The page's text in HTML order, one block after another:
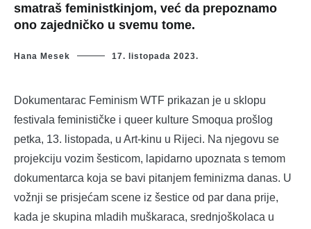
smatraš feministkinjom, već da prepoznamo
ono zajedničko u svemu tome.
Hana Mesek 17. listopada 2023.
Dokumentarac Feminism WTF prikazan je u sklopu
festivala feminističke i queer kulture Smoqua prošlog
petka, 13. listopada, u Art-kinu u Rijeci. Na njegovu se
projekciju vozim šesticom, lapidarno upoznata s temom
dokumentarca koja se bavi pitanjem feminizma danas. U
vožnji se prisjećam scene iz šestice od par dana prije,
kada je skupina mladih muškaraca, srednjoškolaca u